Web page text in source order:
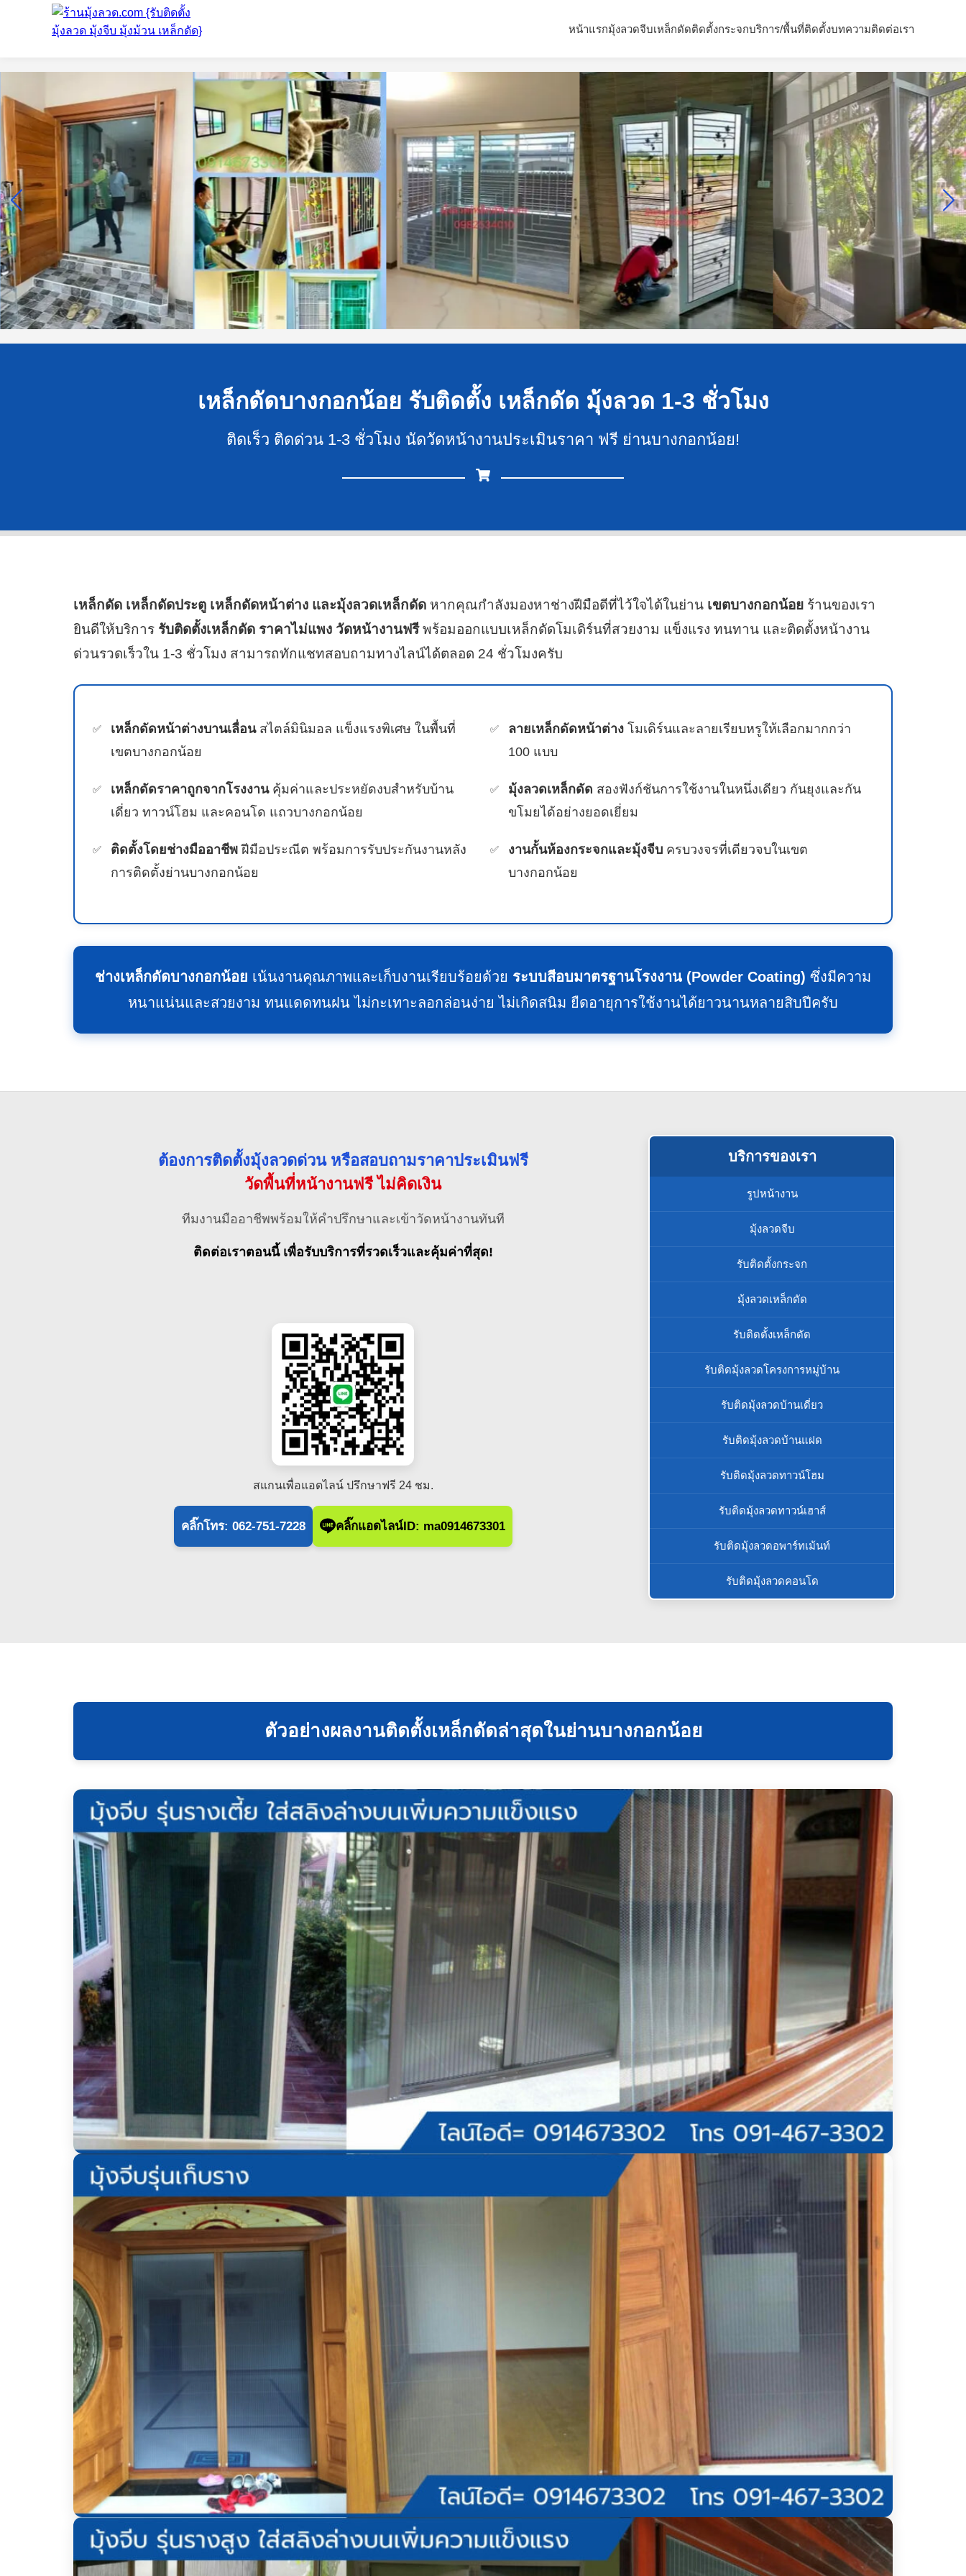
หน้าแรกมุ้งลวดจีบเหล็กดัดติดตั้งกระจกบริการ/พื้นที่ติดตั้งบทความติดต่อเรา
เหล็กดัดบางกอกน้อย รับติดตั้ง เหล็กดัด มุ้งลวด 1-3 ชั่วโมง
ติดเร็ว ติดด่วน 1-3 ชั่วโมง นัดวัดหน้างานประเมินราคา ฟรี ย่านบางกอกน้อย!
เหล็กดัด เหล็กดัดประตู เหล็กดัดหน้าต่าง และมุ้งลวดเหล็กดัด หากคุณกำลังมองหาช่างฝีมือดีที่ไว้ใจได้ในย่าน เขตบางกอกน้อย ร้านของเรา
ยินดีให้บริการ รับติดตั้งเหล็กดัด ราคาไม่แพง วัดหน้างานฟรีพร้อมออกแบบเหล็กดัดโมเดิร์นที่สวยงาม แข็งแรง ทนทาน และติดตั้งหน้างาน
ด่วนรวดเร็วใน 1-3 ชั่วโมง สามารถทักแชทสอบถามทางไลน์ได้ตลอด 24 ชั่วโมงครับ
เหล็กดัดหน้าต่างบานเลื่อนสไตล์มินิมอล แข็งแรงพิเศษ ในพื้นที่
เขตบางกอกน้อย
ลายเหล็กดัดหน้าต่าง โมเดิร์นและลายเรียบหรูให้เลือกมากกว่า
100 แบบ
เหล็กดัดราคาถูกจากโรงงานคุ้มค่าและประหยัดงบสำหรับบ้าน
เดี่ยว ทาวน์โฮม และคอนโด แถวบางกอกน้อย
มุ้งลวดเหล็กดัด สองฟังก์ชันการใช้งานในหนึ่งเดียว กันยุงและกัน
ขโมยได้อย่างยอดเยี่ยม
ติดตั้งโดยช่างมืออาชีพ ฝีมือประณีต พร้อมการรับประกันงานหลัง
การติดตั้งย่านบางกอกน้อย
งานกั้นห้องกระจกและมุ้งจีบ ครบวงจรที่เดียวจบในเขต
บางกอกน้อย
ช่างเหล็กดัดบางกอกน้อย เน้นงานคุณภาพและเก็บงานเรียบร้อยด้วย ระบบสีอบมาตรฐานโรงงาน (Powder Coating) ซึ่งมีความ
หนาแน่นและสวยงาม ทนแดดทนฝน ไม่กะเทาะลอกล่อนง่าย ไม่เกิดสนิม ยืดอายุการใช้งานได้ยาวนานหลายสิบปีครับ
ต้องการติดตั้งมุ้งลวดด่วน หรือสอบถามราคาประเมินฟรี
วัดพื้นที่หน้างานฟรี ไม่คิดเงิน
ทีมงานมืออาชีพพร้อมให้คำปรึกษาและเข้าวัดหน้างานทันที
ติดต่อเราตอนนี้ เพื่อรับบริการที่รวดเร็วและคุ้มค่าที่สุด!
สแกนเพื่อแอดไลน์ ปรึกษาฟรี 24 ชม.
คลิ๊กโทร: 062-751-7228 คลิ๊กแอดไลน์ID: ma0914673301
บริการของเรา
รูปหน้างาน
มุ้งลวดจีบ
รับติดตั้งกระจก
มุ้งลวดเหล็กดัด
รับติดตั้งเหล็กดัด
รับติดมุ้งลวดโครงการหมู่บ้าน
รับติดมุ้งลวดบ้านเดี่ยว
รับติดมุ้งลวดบ้านแฝด
รับติดมุ้งลวดทาวน์โฮม
รับติดมุ้งลวดทาวน์เฮาส์
รับติดมุ้งลวดอพาร์ทเม้นท์
รับติดมุ้งลวดคอนโด
ตัวอย่างผลงานติดตั้งเหล็กดัดล่าสุดในย่านบางกอกน้อย